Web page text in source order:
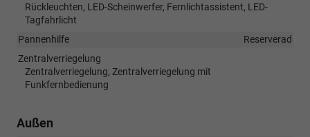
Rückleuchten, LED-Scheinwerfer, Fernlichtassistent, LED-
Tagfahrlicht
Pannenhilfe
Reserverad
Zentralverriegelung
Zentralverriegelung, Zentralverriegelung mit
Funkfernbedienung
Außen